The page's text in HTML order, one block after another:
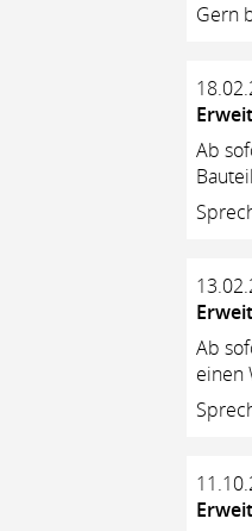
Gern
Ab
Ab
einen